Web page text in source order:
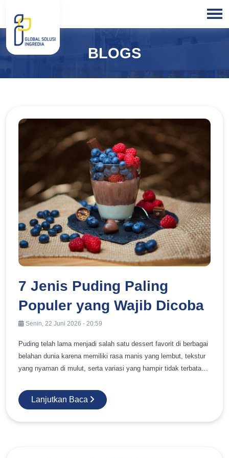
HOME
ABOUT
EXPERTISE
FREE
CONSULTATION
BLOGS
7 Jenis Puding Paling
Populer yang Wajib Dicoba
Senin, 22 Juni 2026 - 20:59
Puding telah lama menjadi salah satu dessert favorit di berbagai
belahan dunia karena memiliki rasa manis yang lembut, tekstur
yang nyaman di mulut, serta variasi yang hampir tidak terbatas.
restoran modern, puding selalu berhasil menghadirkan sensasi
manis yang menyenangkan. Tidak hanya disukai anak-anak,
Lanjutkan Baca